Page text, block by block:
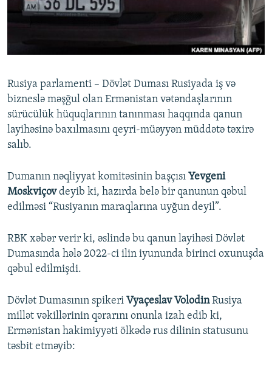
İZ - MƏDƏNIYYƏT PROQRAMI
MATERIALLARIMIZDAN ISTIFADƏ
Rusiya parlamenti – Dövlət Duması Rusiyada iş və
bizneslə məşğul olan Ermənistan vətəndaşlarının
sürücülük hüquqlarının tanınması haqqında qanun
layihəsinə baxılmasını qeyri-müəyyən müddətə təxirə
salıb.
Dumanın nəqliyyat komitəsinin başçısı Yevgeni
Moskviçovdeyib ki, hazırda belə bir qanunun qəbul
edilməsi “Rusiyanın maraqlarına uyğun deyil”.
RBK xəbər verir ki, əslində bu qanun layihəsi Dövlət
Dumasında hələ 2022-ci ilin iyununda birinci oxunuşda
qəbul edilmişdi.
Dövlət Dumasının spikeri Vyaçeslav VolodinRusiya
millət vəkillərinin qərarını onunla izah edib ki,
Ermənistan hakimiyyəti ölkədə rus dilinin statusunu
təsbit etməyib: